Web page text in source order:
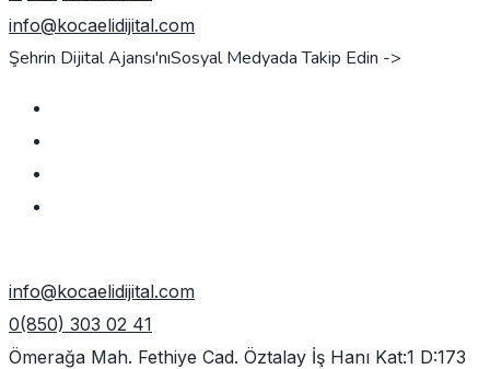
info@kocaelidijital.com
Şehrin Dijital Ajansı'nıSosyal Medyada Takip Edin ->
info@kocaelidijital.com
0(850) 303 02 41
Ömerağa Mah. Fethiye Cad. Öztalay İş Hanı Kat:1 D:173